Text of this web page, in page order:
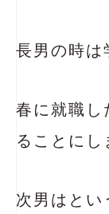
長男の時は
春に就職し
ることにし
次男はとい